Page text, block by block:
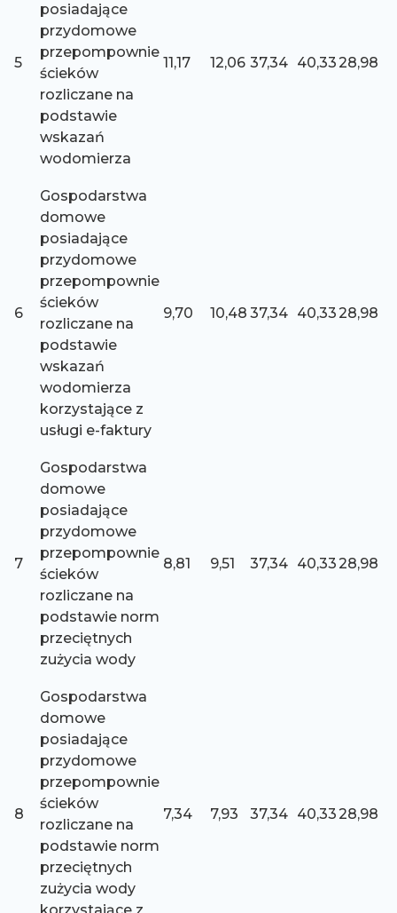
5
posiadające
przydomowe
przepompownie
ścieków
rozliczane na
podstawie
wskazań
wodomierza
11,17 12,06 37,34 40,3328,98
6
Gospodarstwa
domowe
posiadające
przydomowe
przepompownie
ścieków
rozliczane na
podstawie
wskazań
wodomierza
korzystające z
usługi e-faktury
9,70 10,48 37,34 40,3328,98
7
Gospodarstwa
domowe
posiadające
przydomowe
przepompownie
ścieków
rozliczane na
podstawie norm
przeciętnych
zużycia wody
8,81 9,51 37,34 40,3328,98
8
Gospodarstwa
domowe
posiadające
przydomowe
przepompownie
ścieków
rozliczane na
podstawie norm
przeciętnych
zużycia wody
7,34 7,93 37,34 40,3328,98